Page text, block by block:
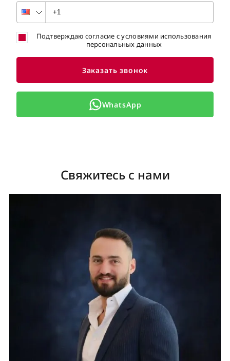
Подтверждаю согласие с условиями использования
персональных данных
Заказать звонок
WhatsApp
Свяжитесь с нами